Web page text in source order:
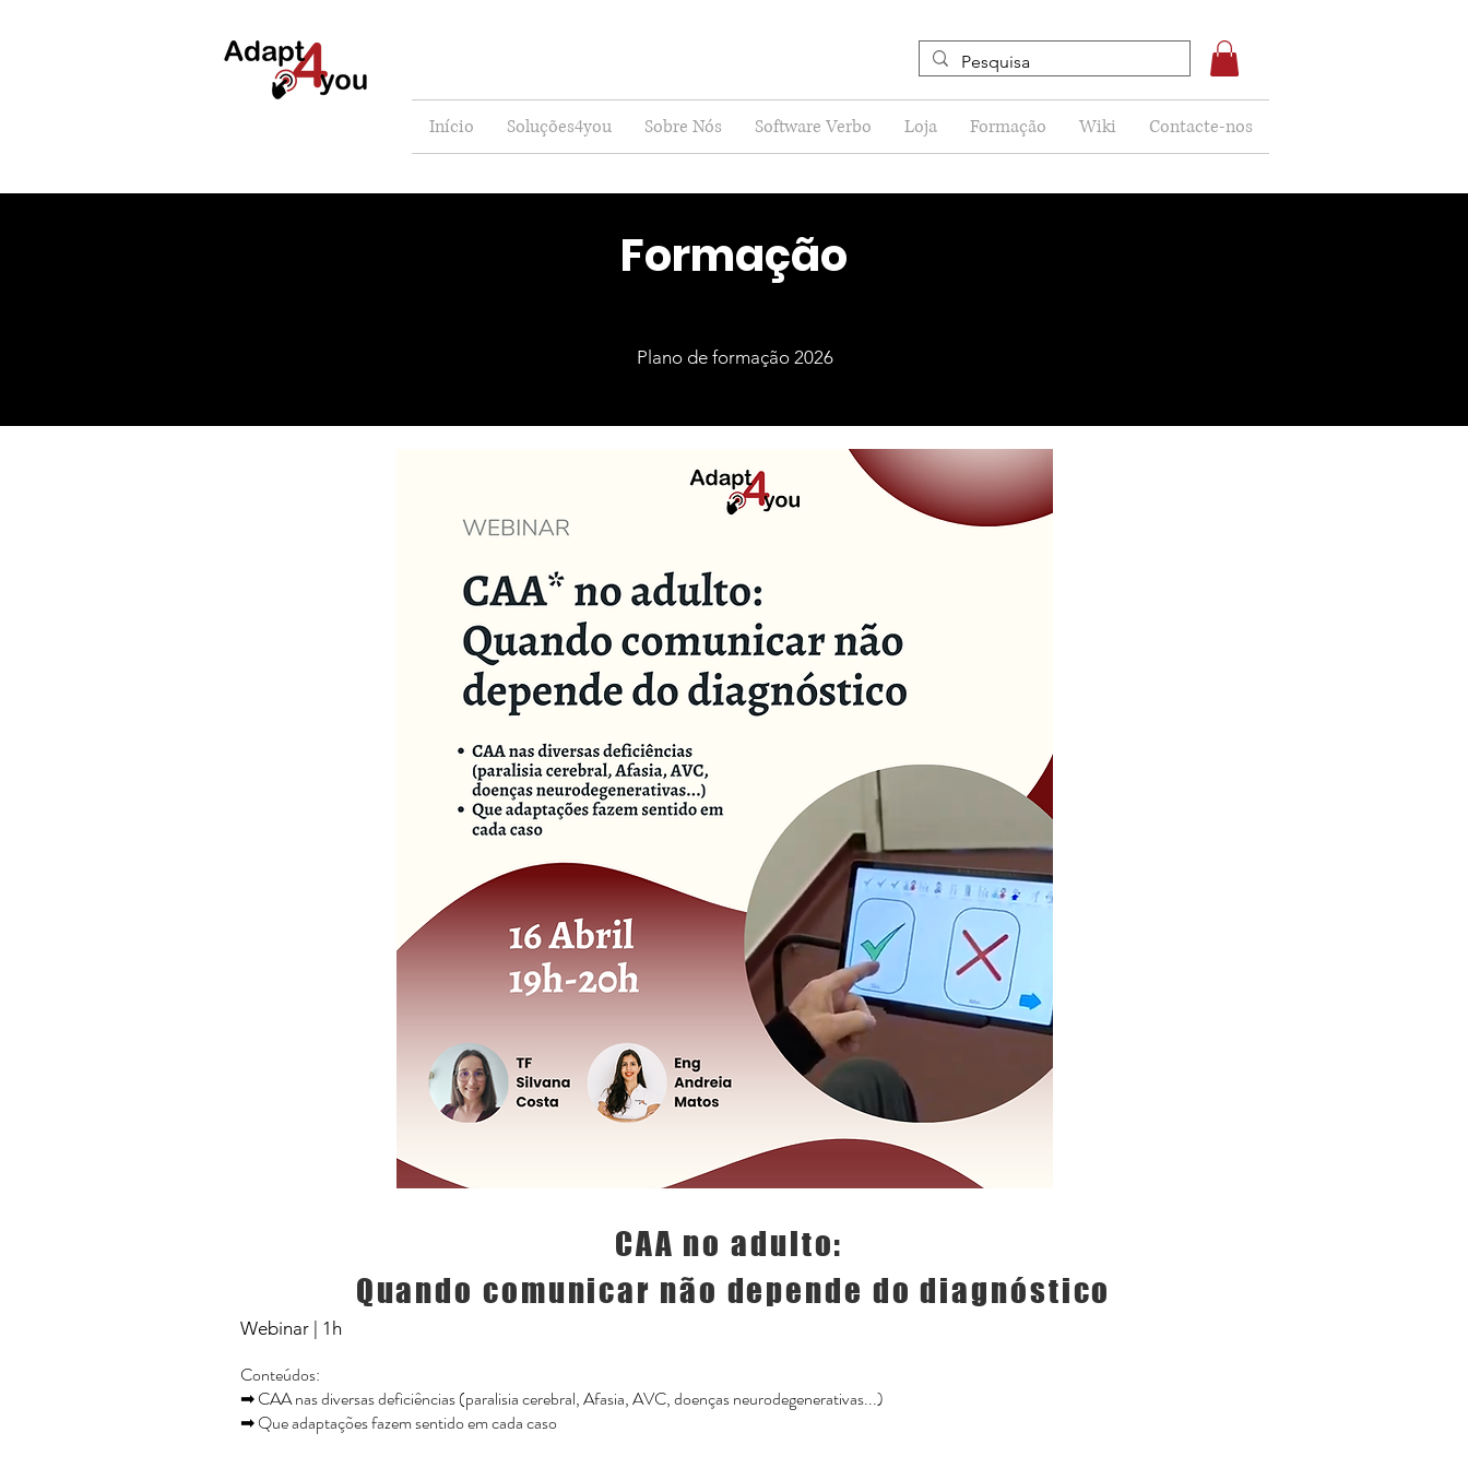
Início Soluções4you Sobre Nós Software Verbo Loja Formação Wiki Contacte-nos
Formação
Plano de formação 2026
CAA no adulto:
Quando comunicar não depende do diagnóstico
Webinar | 1h​
Conteúdos:
➡ CAA nas diversas deficiências (paralisia cerebral, Afasia, AVC, doenças neurodegenerativas...)
➡ Que adaptações fazem sentido em cada caso